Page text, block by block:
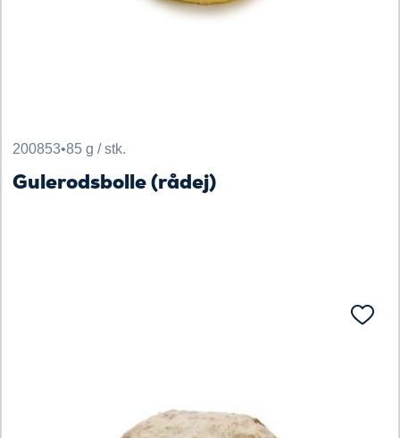
200853•85 g / stk.
Gulerodsbolle (rådej)